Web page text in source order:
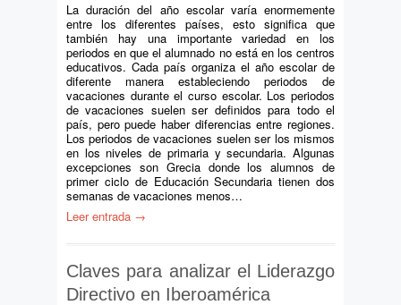
La duración del año escolar varía enormemente
entre los diferentes países, esto significa que
también hay una importante variedad en los
periodos en que el alumnado no está en los centros
educativos. Cada país organiza el año escolar de
diferente manera estableciendo periodos de
vacaciones durante el curso escolar. Los periodos
de vacaciones suelen ser definidos para todo el
país, pero puede haber diferencias entre regiones.
Los periodos de vacaciones suelen ser los mismos
en los niveles de primaria y secundaria. Algunas
excepciones son Grecia donde los alumnos de
primer ciclo de Educación Secundaria tienen dos
semanas de vacaciones menos…
Leer entrada →
Claves para analizar el Liderazgo
Directivo en Iberoamérica